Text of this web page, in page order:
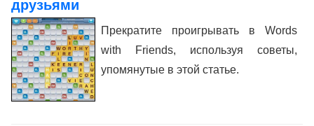
друзьями
Прекратите проигрывать в Words
with Friends, используя советы,
упомянутые в этой статье.